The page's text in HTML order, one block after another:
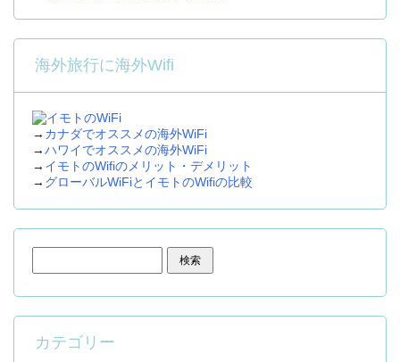
海外旅行に海外Wifi
→ カナダでオススメの海外WiFi
→ハワイでオススメの海外WiFi
→ イモトのWifiのメリット・デメリット
→ グローバルWiFiとイモトのWifiの比較
カテゴリー